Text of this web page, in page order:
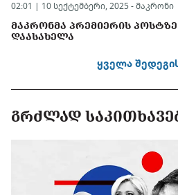
02:01 | 10 სექტემბერი, 2025 - მაკრონი
ᲛᲐᲙᲠᲝᲜᲛᲐ ᲞᲠᲔᲛᲘᲔᲠᲘᲡ
ᲓᲐᲐᲡᲐᲮᲔᲚᲐ
ყველა
ᲒᲠᲫᲚᲐᲓ